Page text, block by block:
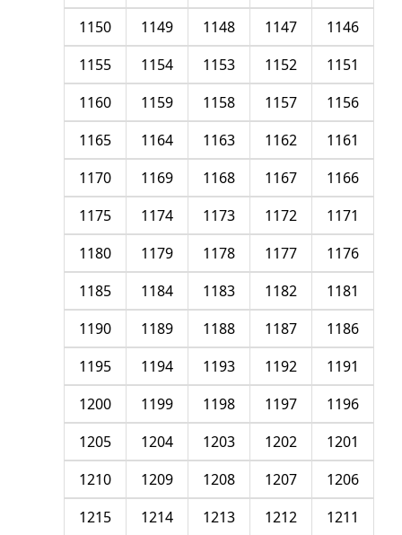
1146
1147
1148
1149
1150
1151
1152
1153
1154
1155
1156
1157
1158
1159
1160
1161
1162
1163
1164
1165
1166
1167
1168
1169
1170
1171
1172
1173
1174
1175
1176
1177
1178
1179
1180
1181
1182
1183
1184
1185
1186
1187
1188
1189
1190
1191
1192
1193
1194
1195
1196
1197
1198
1199
1200
1201
1202
1203
1204
1205
1206
1207
1208
1209
1210
1211
1212
1213
1214
1215